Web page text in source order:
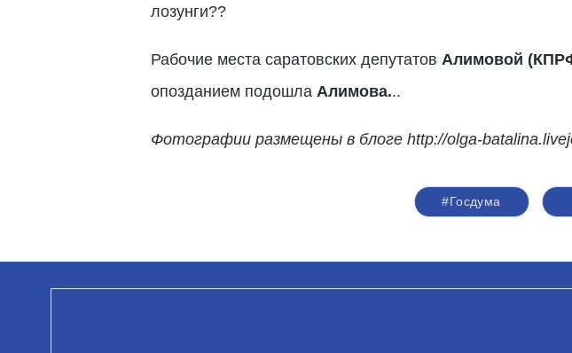
лозунги??
Рабочие места саратовских депутатов Алимовой
опозданием подошла Алимова...
Фотографии размещены в блоге http://olga-
#Госдума